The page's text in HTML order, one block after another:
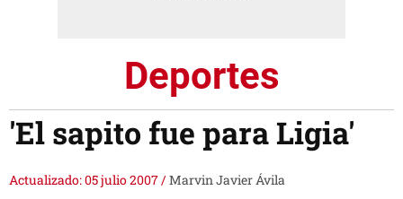
Deportes
'El sapito fue para Ligia'
Actualizado: 05 julio 2007/Marvin Javier Ávila